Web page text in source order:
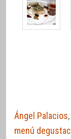
Ángel Palacios,
menú